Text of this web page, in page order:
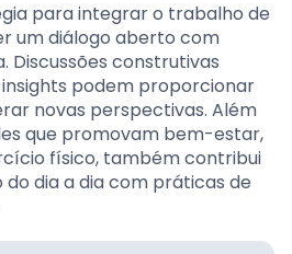
para integrar o trabalho de
um diálogo aberto com
Discussões construtivas
podem proporcionar
novas perspectivas. Além
que promovam bem-estar,
físico, também contribui
dia a dia com práticas de